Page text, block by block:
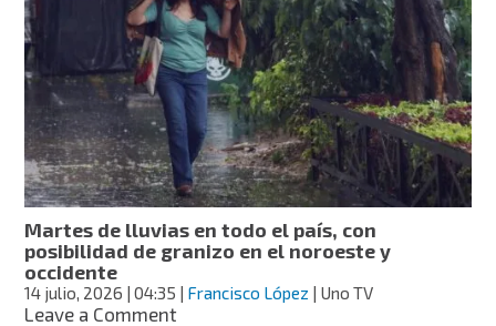
la
onda
tropical
19
mantendrán
las
lluvias
en
el
país
este
miércoles
Martes de lluvias en todo el país, con
posibilidad de granizo en el noroeste y
occidente
14 julio, 2026 | 04:35 | Francisco López | Uno TV
Leave a Commenton